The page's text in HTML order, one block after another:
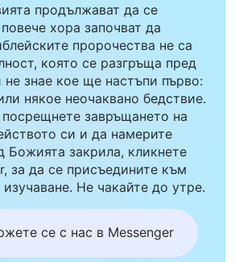
продължават да се
хора започват да
пророчества не са
която се разгръща пред
знае кое ще настъпи първо:
някое неочаквано бедствие.
завръщането на
си и да намерите
Божията закрила, кликнете
за да се присъедините към
Не чакайте до утре.
се с нас в Messenger